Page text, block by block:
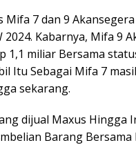
Mifa 7 dan 9
2024. Kabarnya, Mifa 9
1,1 miliar Bersama
Itu Sebagai Mifa 7
sekarang.
dijual Maxus Hingga
Barang